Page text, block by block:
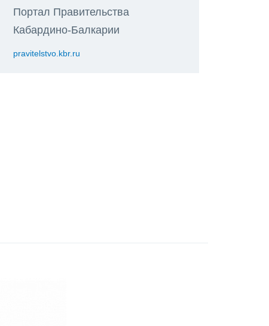
Портал Правительства
Кабардино-Балкарии
pravitelstvo.kbr.ru